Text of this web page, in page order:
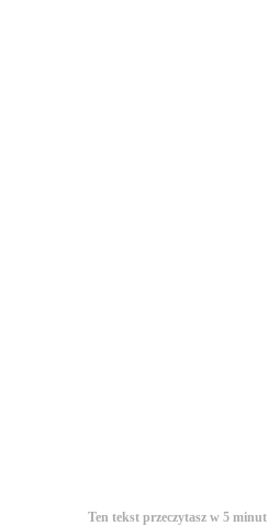
Ten tekst przeczytasz w 5 minut